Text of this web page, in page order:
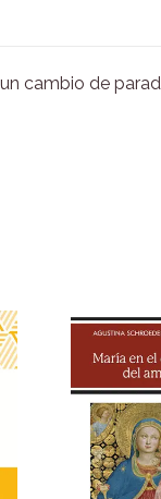
cambio de